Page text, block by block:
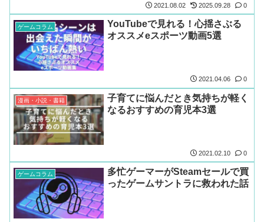
2021.08.02 2025.09.28 0
ゲームコラム
YouTubeで見れる！心揺さぶる
オススメeスポーツ動画5選
2021.04.06 0
漫画・小説・書籍
子育てに悩んだとき気持ちが軽く
なるおすすめの育児本3選
2021.02.10 0
ゲームコラム
多忙ゲーマーがSteamセールで買
ったゲームサントラに救われた話